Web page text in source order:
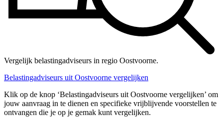
Vergelijk belastingadviseurs in regio Oostvoorne.
Belastingadviseurs uit Oostvoorne vergelijken
Klik op de knop ‘Belastingadviseurs uit Oostvoorne vergelijken’ om
jouw aanvraag in te dienen en specifieke vrijblijvende voorstellen te
ontvangen die je op je gemak kunt vergelijken.